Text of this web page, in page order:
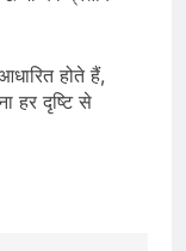
होते हैं,
हर दृष्टि से